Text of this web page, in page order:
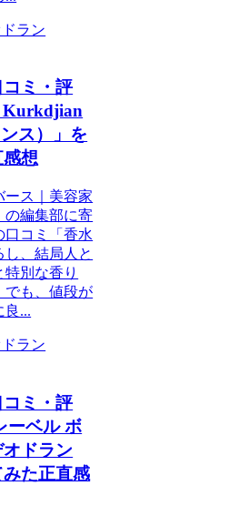
ラン
コミ・評
Kurkdjian
ス）」を
想
ス｜美容家
の編集部に寄
口コミ「香水
、結局人と
別な香り
でも、値段が
良...
ラン
コミ・評
ーベル ボ
ドラン
みた正直感